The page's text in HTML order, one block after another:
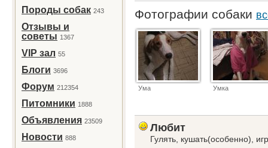
Породы собак 243
Отзывы и
советы 1367
VIP зал 55
Блоги 3696
Форум 212354
Питомники 1888
Объявления 23509
Новости 888
Фотографии собаки
Ума Умка
Любит
Гулять, кушать(особенно),